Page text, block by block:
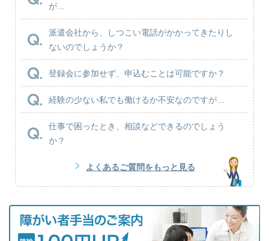
が...
派遣会社から、しつこい電話がかかってきたりし
ないのでしょうか？
登録会に参加せず、申込むことは可能ですか？
経験の少ない私でも働けるか不安なのですが…
仕事で困ったとき、相談などできるのでしょう
か？
よくあるご質問をもっと見る